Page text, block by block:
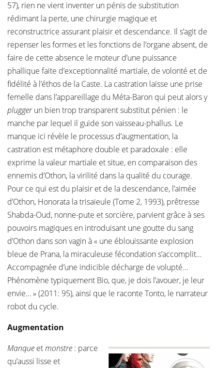
57), rien ne vient inventer un pénis de substitution
rédimant la perte, une chirurgie magique et
reconstructrice assurant plaisir et descendance. Il s’agit de
repenser les formes et les fonctions de l’organe absent, de
faire de cette absence le moteur d’une puissance
phallique faite d’exceptionnalité martiale, de volonté et de
fidélité à l’éthos de la Caste. La castration laisse une prise
femelle dans l’appareillage du Méta-Baron qui peut alors y
pluggerun bien trop transparent substitut pénien : le
manche par lequel il guide son vaisseau-phallus. Le
manque ici révèle le processus d’augmentation, la
castration est métaphore double et paradoxale : elle
exprime la valeur martiale et situe, en comparaison des
ennemis d’Othon, la virilité dans la qualité du courage.
Pour ce qui est du plaisir et de la descendance, l’aimée
d’Othon, Honorata la trisaïeule (Tome 2, 1993), prêtresse
Shabda-Oud, nonne-pute et sorcière, parvient grâce à ses
pouvoirs magiques en introduisant une goutte du sang
d’Othon dans son vagin à « une éblouissante explosion
bleue de Prana, la miraculeuse fécondation s’accomplit…
Accompagnée d’une indicible décharge de volupté…
Phénomène typiquement Bio, que, je dois l’avouer, je leur
envie… » (2011: 95), ainsi que le raconte Tonto, le narrateur
robot du cycle.
Augmentation
Manque etmonstre : parce
qu’aussi lisse et